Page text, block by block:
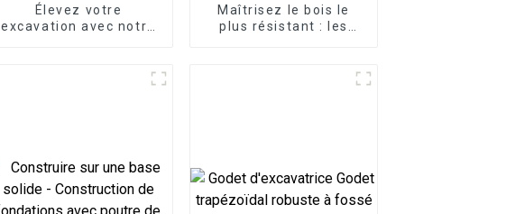
Élevez votre
excavation avec notre
Maîtrisez le bois le
plus résistant : les